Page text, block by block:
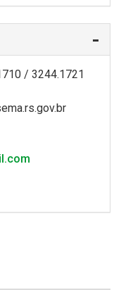
/ 3244.1721